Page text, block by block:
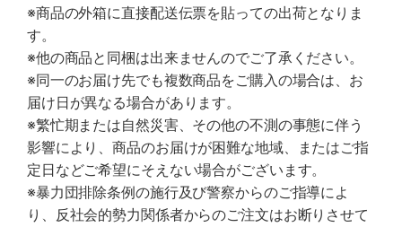
※商品の外箱に直接配送伝票を貼っての出荷となりま
す。
※他の商品と同梱は出来ませんのでご了承ください。
※同一のお届け先でも複数商品をご購入の場合は、お
届け日が異なる場合があります。
※繁忙期または自然災害、その他の不測の事態に伴う
影響により、商品のお届けが困難な地域、またはご指
定日などご希望にそえない場合がございます。
※暴力団排除条例の施行及び警察からのご指導によ
り、反社会的勢力関係者からのご注文はお断りさせて